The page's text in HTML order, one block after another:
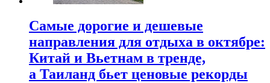
Самые дорогие и дешевые
направления для отдыха в октябре:
Китай и Вьетнам в тренде,
а Таиланд бьет ценовые рекорды